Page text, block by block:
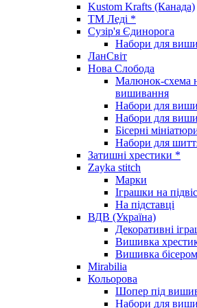
Kustom Krafts (Канада)
ТМ Леді *
Сузір'я Єдинорога
Набори для
ЛанСвіт
Нова Слобода
Малюнок-схема
вишивання
Набори для
Набори для
Бісерні
Набори для
Затишні хрестики *
Zayka stitch
Марки
Іграшки на
На підставці
ВДВ (Україна)
Декоративні
Вишивка
Вишивка бісером
Mirabilia
Кольорова
Шопер під
Набори для